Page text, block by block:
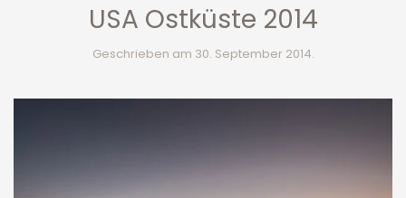
USA Ostküste 2014
Geschrieben am 30. September 2014.